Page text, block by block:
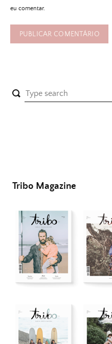
eu comentar.
Tribo Magazine